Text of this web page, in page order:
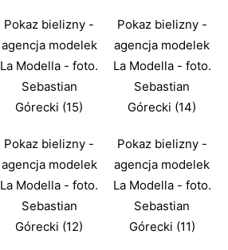
Pokaz bielizny -
agencja modelek
La Modella - foto.
Sebastian
Górecki (15)
Pokaz bielizny -
agencja modelek
La Modella - foto.
Sebastian
Górecki (14)
Pokaz bielizny -
agencja modelek
La Modella - foto.
Sebastian
Górecki (12)
Pokaz bielizny -
agencja modelek
La Modella - foto.
Sebastian
Górecki (11)